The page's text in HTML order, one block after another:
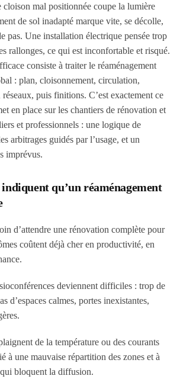
cloison mal positionnée coupe la lumière
de sol inadapté marque vite, se décolle,
pas. Une installation électrique pensée trop
rallonges, ce qui est inconfortable et risqué.
consiste à traiter le réaménagement
: plan, cloisonnement, circulation,
puis finitions. C’est exactement ce
en place sur les chantiers de rénovation et
et professionnels : une logique de
arbitrages guidés par l’usage, et un
imprévus.
qu’un réaménagement
d’attendre une rénovation complète pour
coûtent déjà cher en productivité, en
deviennent difficiles : trop de
d’espaces calmes, portes inexistantes,
de la température ou des courants
à une mauvaise répartition des zones et à
bloquent la diffusion.